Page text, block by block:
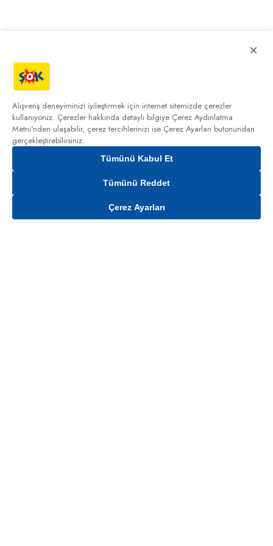
Sepete Ekle
×
Alışveriş deneyiminizi iyileştirmek için internet sitemizde çerezler
kullanıyoruz. Çerezler hakkında detaylı bilgiye Çerez Aydınlatma
Metni'nden ulaşabilir, çerez tercihlerinizi ise Çerez Ayarları butonundan
gerçekleştirebilirsiniz.
Tümünü Kabul Et
Tümünü Reddet
Çerez Ayarları